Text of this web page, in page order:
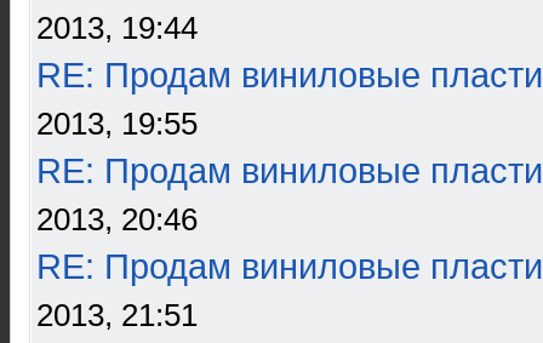
2013, 19:44
RE: Продам виниловые
2013, 19:55
RE: Продам виниловые
2013, 20:46
RE: Продам виниловые
2013, 21:51